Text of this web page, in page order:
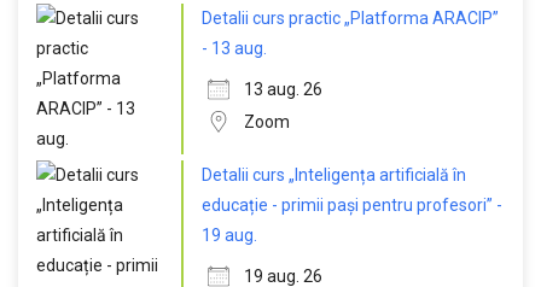
Detalii curs practic „Platforma ARACIP”
- 13 aug.
13 aug. 26
Zoom
Detalii curs „Inteligența artificială în
educație - primii pași pentru profesori” -
19 aug.
19 aug. 26